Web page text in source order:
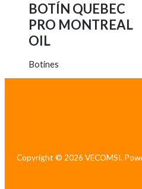
BOTÍN QUEBEC
PRO MONTREAL
OIL
Botines
Copyright © 2026 VECOMSI.